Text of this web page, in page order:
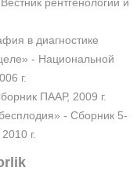
в диагностике
- Национальной
г.
ПААР, 2009 г.
- Сборник 5-
г.